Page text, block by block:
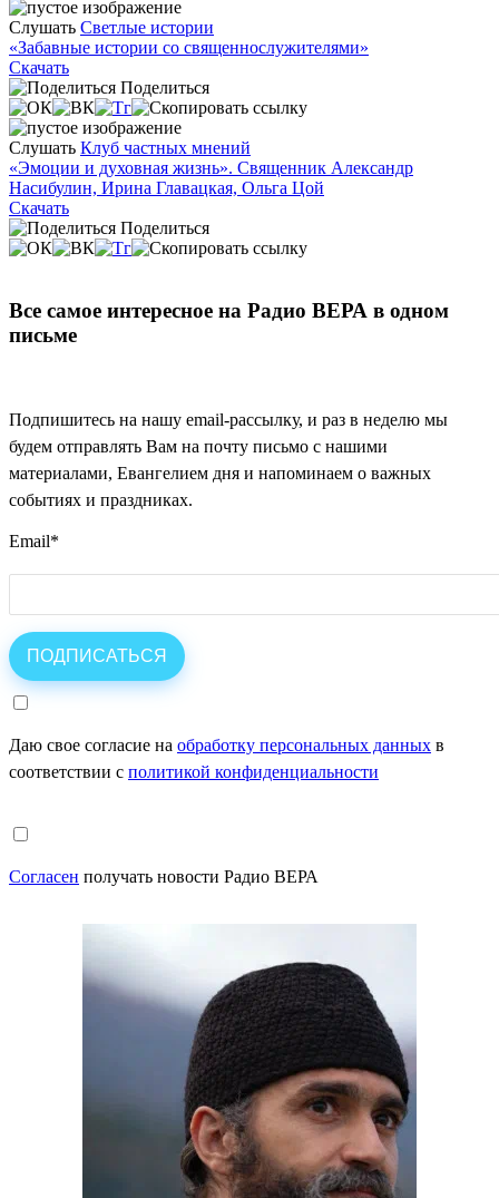
Слушать Светлые истории
«Забавные истории со священнослужителями»
Скачать
Поделиться
Слушать Клуб частных мнений
«Эмоции и духовная жизнь». Священник Александр
Насибулин, Ирина Главацкая, Ольга Цой
Скачать
Поделиться
Все самое интересное на Радио ВЕРА в одном
письме
Подпишитесь на нашу email-рассылку, и раз в неделю мы
будем отправлять Вам на почту письмо с нашими
материалами, Евангелием дня и напоминаем о важных
событиях и праздниках.
Email*
Даю свое согласие на обработку персональных данных в
соответствии с политикой конфиденциальности
Согласен получать новости Радио ВЕРА